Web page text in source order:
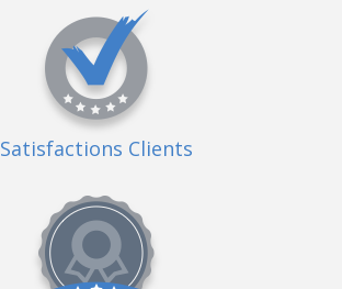
Satisfactions Clients